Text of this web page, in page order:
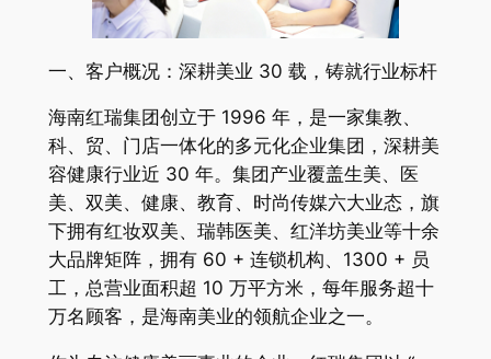
一、客户概况：深耕美业 30 载，铸就行业标杆
海南红瑞集团创立于 1996 年，是一家集教、
科、贸、门店一体化的多元化企业集团，深耕美
容健康行业近 30 年。集团产业覆盖生美、医
美、双美、健康、教育、时尚传媒六大业态，旗
下拥有红妆双美、瑞韩医美、红洋坊美业等十余
大品牌矩阵，拥有 60 + 连锁机构、1300 + 员
工，总营业面积超 10 万平方米，每年服务超十
万名顾客，是海南美业的领航企业之一。